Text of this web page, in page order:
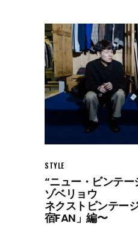
STYLE
“ニュー・ビンテ
ゾベリョウ
ネクストビンテー
宿FAN」編〜